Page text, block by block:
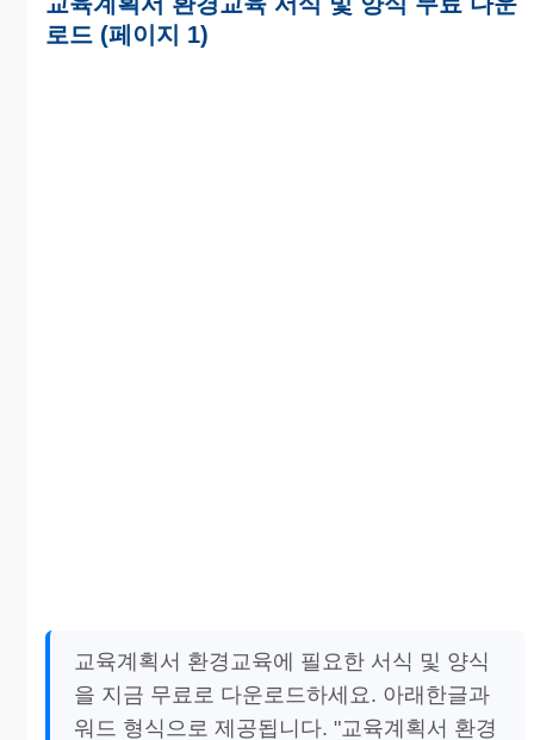
로드 (페이지 1)
교육계획서 환경교육에 필요한 서식 및 양식
을 지금 무료로 다운로드하세요. 아래한글과
워드 형식으로 제공됩니다. "교육계획서 환경